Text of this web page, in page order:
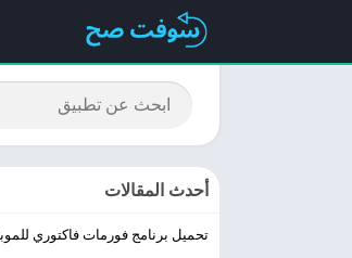
أحدث المقالات
تحميل برنامج فورمات فاكتوري للموبايل